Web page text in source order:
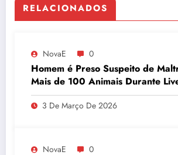
RELACIONADOS
NovaE 0
Homem é Preso Suspeito de
Mais de 100 Animais Durante
3 De Março De 2026
NovaE 0